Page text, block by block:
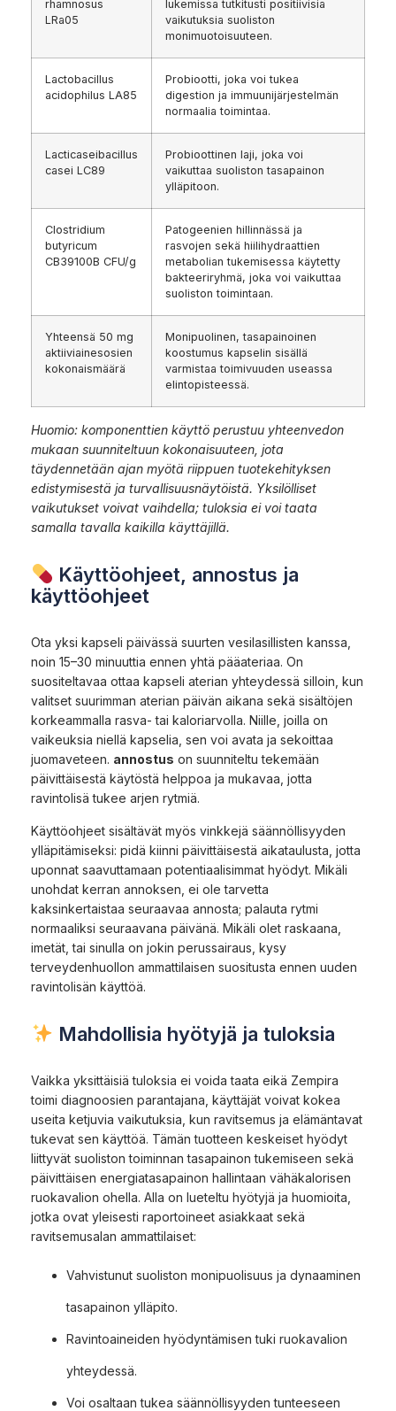
rhamnosus
LRa05
lukemissa tutkitusti positiivisia
vaikutuksia suoliston
monimuotoisuuteen.
Lactobacillus
acidophilus LA85
Probiootti, joka voi tukea
digestion ja immuunijärjestelmän
normaalia toimintaa.
Lacticaseibacillus
casei LC89
Probioottinen laji, joka voi
vaikuttaa suoliston tasapainon
ylläpitoon.
Clostridium
butyricum
CB39100B CFU/g
Patogeenien hillinnässä ja
rasvojen sekä hiilihydraattien
metabolian tukemisessa käytetty
bakteeriryhmä, joka voi vaikuttaa
suoliston toimintaan.
Yhteensä 50 mg
aktiiviainesosien
kokonaismäärä
Monipuolinen, tasapainoinen
koostumus kapselin sisällä
varmistaa toimivuuden useassa
elintopisteessä.
Huomio: komponenttien käyttö perustuu yhteenvedon
mukaan suunniteltuun kokonaisuuteen, jota
täydennetään ajan myötä riippuen tuotekehityksen
edistymisestä ja turvallisuusnäytöistä. Yksilölliset
vaikutukset voivat vaihdella; tuloksia ei voi taata
samalla tavalla kaikilla käyttäjillä.
Käyttöohjeet, annostus ja
käyttöohjeet
Ota yksi kapseli päivässä suurten vesilasillisten kanssa,
noin 15–30 minuuttia ennen yhtä pääateriaa. On
suositeltavaa ottaa kapseli aterian yhteydessä silloin, kun
valitset suurimman aterian päivän aikana sekä sisältöjen
korkeammalla rasva- tai kaloriarvolla. Niille, joilla on
vaikeuksia niellä kapselia, sen voi avata ja sekoittaa
juomaveteen. annostus on suunniteltu tekemään
päivittäisestä käytöstä helppoa ja mukavaa, jotta
ravintolisä tukee arjen rytmiä.
Käyttöohjeet sisältävät myös vinkkejä säännöllisyyden
ylläpitämiseksi: pidä kiinni päivittäisestä aikataulusta, jotta
uponnat saavuttamaan potentiaalisimmat hyödyt. Mikäli
unohdat kerran annoksen, ei ole tarvetta
kaksinkertaistaa seuraavaa annosta; palauta rytmi
normaaliksi seuraavana päivänä. Mikäli olet raskaana,
imetät, tai sinulla on jokin perussairaus, kysy
terveydenhuollon ammattilaisen suositusta ennen uuden
ravintolisän käyttöä.
Mahdollisia hyötyjä ja tuloksia
Vaikka yksittäisiä tuloksia ei voida taata eikä Zempira
toimi diagnoosien parantajana, käyttäjät voivat kokea
useita ketjuvia vaikutuksia, kun ravitsemus ja elämäntavat
tukevat sen käyttöä. Tämän tuotteen keskeiset hyödyt
liittyvät suoliston toiminnan tasapainon tukemiseen sekä
päivittäisen energiatasapainon hallintaan vähäkalorisen
ruokavalion ohella. Alla on lueteltu hyötyjä ja huomioita,
jotka ovat yleisesti raportoineet asiakkaat sekä
ravitsemusalan ammattilaiset:
Vahvistunut suoliston monipuolisuus ja dynaaminen
tasapainon ylläpito.
Ravintoaineiden hyödyntämisen tuki ruokavalion
yhteydessä.
Voi osaltaan tukea säännöllisyyden tunteeseen